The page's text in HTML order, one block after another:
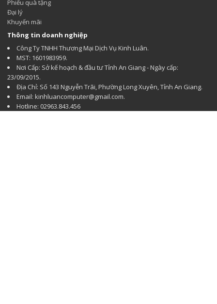
Phiếu quà tặng
Đại lý
Khuyến mãi
Thông tin doanh nghiệp
Công Ty TNHH Thương Mại Dịch Vụ Kinh Luân.
MST: 1601983959.
Nơi Cấp: Sở kế hoạch & đầu tư Tỉnh An Giang - Ngày cấp:
23/09/2015.
Địa Chỉ: Số 143 Nguyễn Trãi, Phường Long Xuyên, Tỉnh An Giang.
Email: kinhluancomputer@gmail.com.
Hotline: 02963.843.456